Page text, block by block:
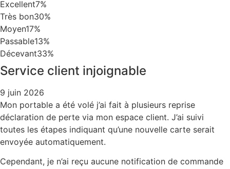
Excellent7%
Très bon30%
Moyen17%
Passable13%
Décevant33%
Service client injoignable
9 juin 2026
Mon portable a été volé j’ai fait à plusieurs reprise
déclaration de perte via mon espace client. J’ai suivi
toutes les étapes indiquant qu’une nouvelle carte serait
envoyée automatiquement.
Cependant, je n’ai reçu aucune notification de commande